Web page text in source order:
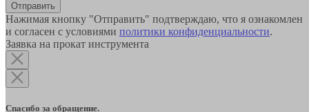
Отправить
Нажимая кнопку "Отправить" подтверждаю, что я ознакомлен
и согласен с условиями политики конфиденциальности.
Заявка на прокат инструмента
Спасибо за обращение.